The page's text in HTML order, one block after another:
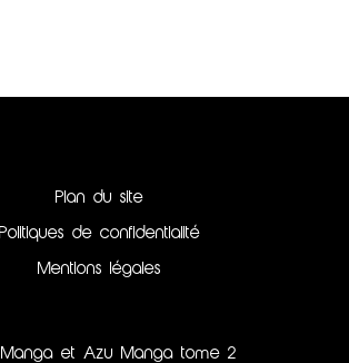
Plan du site
Politiques de confidentialité
Mentions légales
et Azu Manga tome 2